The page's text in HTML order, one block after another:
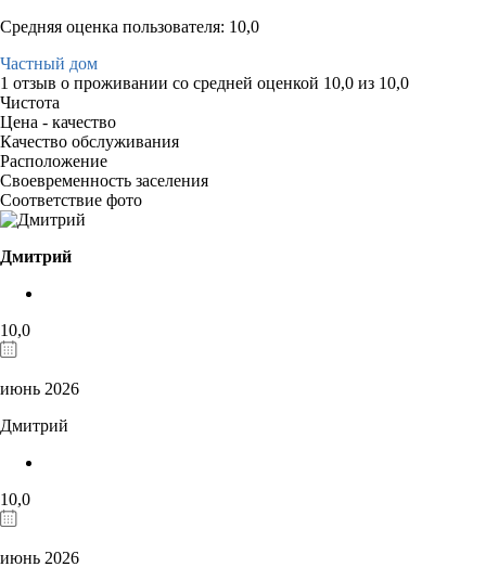
Средняя оценка пользователя: 10,0
Частный дом
1 отзыв о проживании со средней оценкой 10,0 из 10,0
Чистота
Цена - качество
Качество обслуживания
Расположение
Своевременность заселения
Соответствие фото
Дмитрий
10,0
июнь 2026
Дмитрий
10,0
июнь 2026